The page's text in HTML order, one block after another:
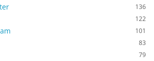
136
122
101
83
79